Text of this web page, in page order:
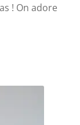
! On adore